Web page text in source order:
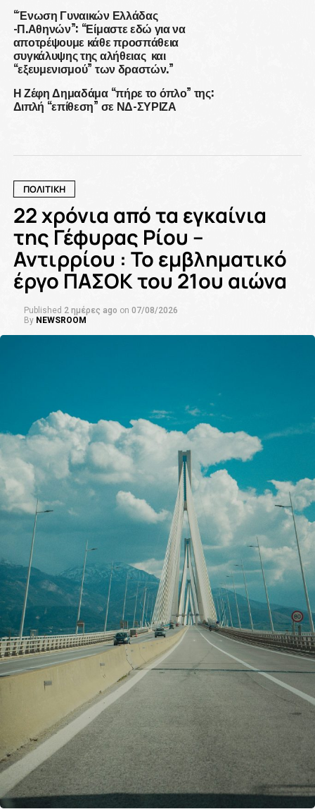
“Ένωση Γυναικών Ελλάδας
-Π.Αθηνών”: “Είμαστε εδώ για να
αποτρέψουμε κάθε προσπάθεια
συγκάλυψης της αλήθειας και
“εξευμενισμού” των δραστών.”
Η Ζέφη Δημαδάμα “πήρε το όπλο” της:
Διπλή “επίθεση” σε ΝΔ-ΣΥΡΙΖΑ
ΠΟΛΙΤΙΚΗ
22 χρόνια από τα εγκαίνια
της Γέφυρας Ρίου –
Αντιρρίου : Το εμβληματικό
έργο ΠΑΣΟΚ του 21ου αιώνα
Published 2 ημέρες ago on 07/08/2026
By NEWSROOM